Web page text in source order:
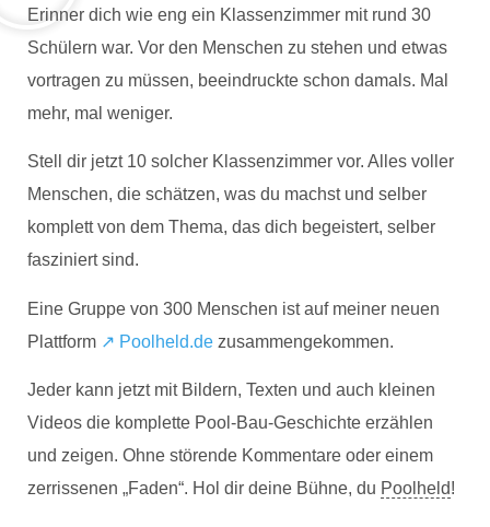
Erinner dich wie eng ein Klassenzimmer mit rund 30
Schülern war. Vor den Menschen zu stehen und etwas
vortragen zu müssen, beeindruckte schon damals. Mal
mehr, mal weniger.
Stell dir jetzt 10 solcher Klassenzimmer vor. Alles voller
Menschen, die schätzen, was du machst und selber
komplett von dem Thema, das dich begeistert, selber
fasziniert sind.
Eine Gruppe von 300 Menschen ist auf meiner neuen
Plattform ↗️ Poolheld.de zusammengekommen.
Jeder kann jetzt mit Bildern, Texten und auch kleinen
Videos die komplette Pool-Bau-Geschichte erzählen
und zeigen. Ohne störende Kommentare oder einem
zerrissenen „Faden“. Hol dir deine Bühne, du Poolheld!